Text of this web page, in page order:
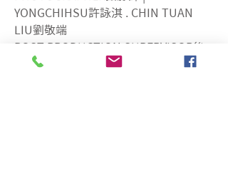
YONGCHIHSU許詠淇 . CHIN TUAN
LIU劉敬端
POST PRODUCTION SUPERVISOR後
製總監 | CHIN TUAN LIU劉敬端